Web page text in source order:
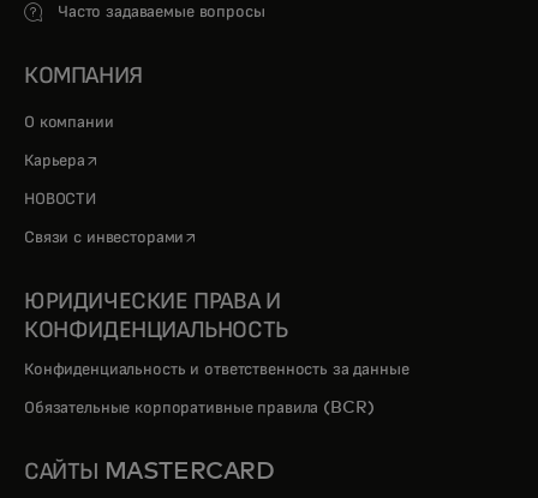
Часто задаваемые вопросы
КОМПАНИЯ
О компании
Карьера opens in a new tab
НОВОСТИ
Связи с инвесторами opens in a new tab
ЮРИДИЧЕСКИЕ ПРАВА И
КОНФИДЕНЦИАЛЬНОСТЬ
Конфиденциальность и ответственность за данные
Обязательные корпоративные правила (BCR)
САЙТЫ MASTERCARD